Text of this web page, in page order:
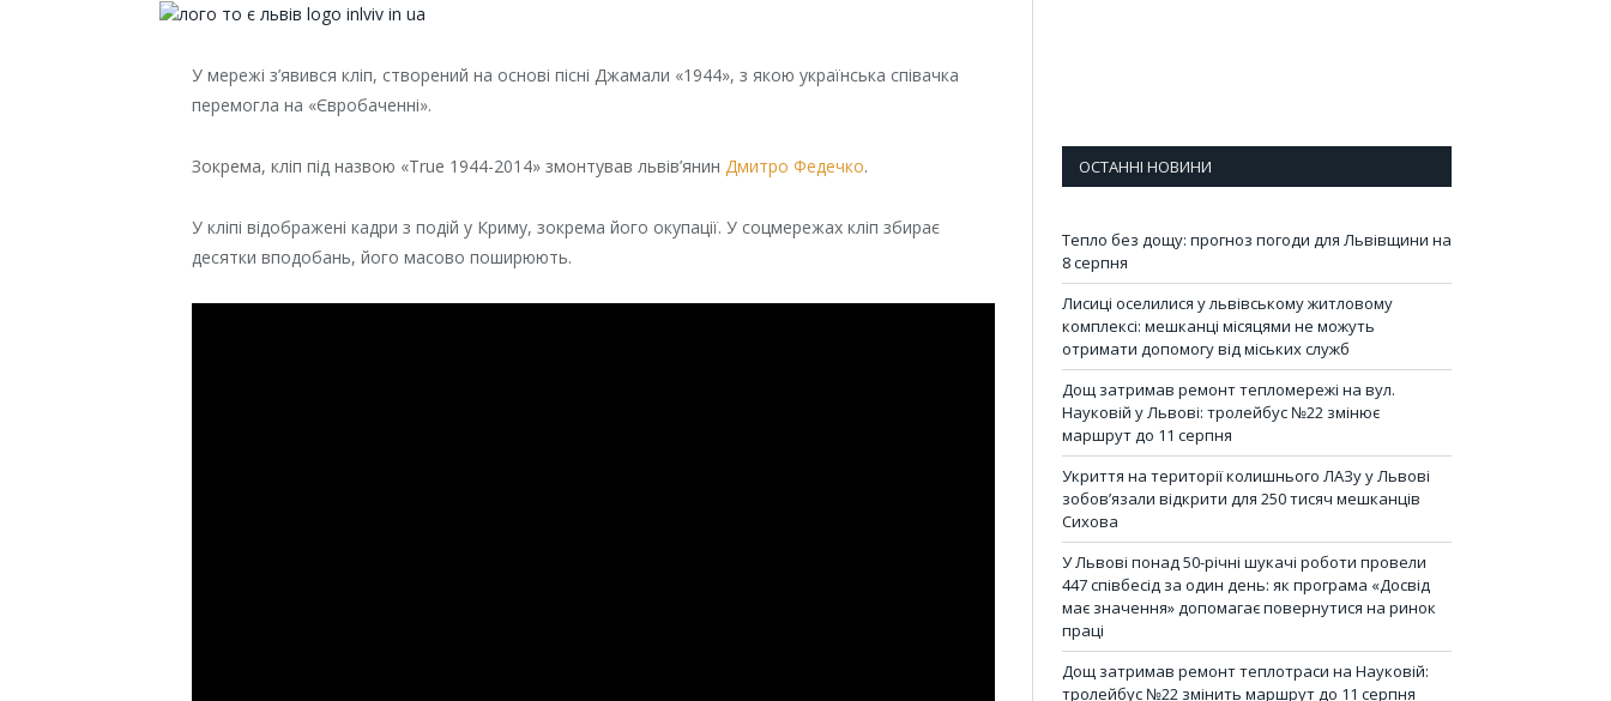
У мережі з’явився кліп, створений на основі пісні Джамали «1944», з якою українська співачка
перемогла на «Євробаченні».
Зокрема, кліп під назвою «True 1944-2014» змонтував львів’янин Дмитро Федечко.
У кліпі відображені кадри з подій у Криму, зокрема його окупації. У соцмережах кліп збирає
десятки вподобань, його масово поширюють.
ОСТАННІ НОВИНИ
Тепло без дощу: прогноз погоди для Львівщини на
8 серпня
Лисиці оселилися у львівському житловому
комплексі: мешканці місяцями не можуть
отримати допомогу від міських служб
Дощ затримав ремонт тепломережі на вул.
Науковій у Львові: тролейбус №22 змінює
маршрут до 11 серпня
Укриття на території колишнього ЛАЗу у Львові
зобов’язали відкрити для 250 тисяч мешканців
Сихова
У Львові понад 50-річні шукачі роботи провели
447 співбесід за один день: як програма «Досвід
має значення» допомагає повернутися на ринок
праці
Дощ затримав ремонт теплотраси на Науковій:
тролейбус №22 змінить маршрут до 11 серпня